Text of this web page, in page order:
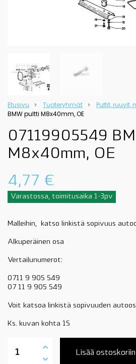
Etusivu Tuoteryhmät Pultit, ruuvit,
BMW pultti M8x40mm, OE
07119905549
M8x40mm, OE
4,77 €
Varastossa, toimitusaika 1-3pv
Malleihin, katso linkistä sopivuus
Alkuperäinen osa
Vertailunumerot:
0711 9 905 549
07 11 9 905 549
Voit katsoa linkistä sopivuuden
Ks. kuvan kohta 15
BMW
Lisää ostoskoriin